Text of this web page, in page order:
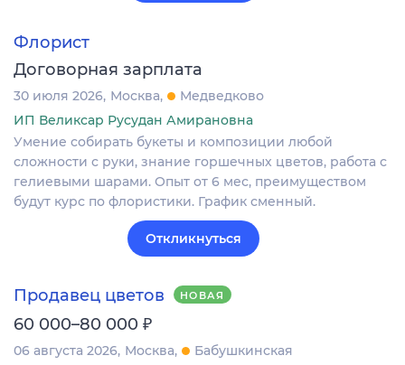
Флорист
Договорная зарплата
30 июля 2026 Москва
Медведково
ИП Великсар Русудан Амирановна
Умение собирать букеты и композиции любой
сложности с руки, знание горшечных цветов, работа с
гелиевыми шарами. Опыт от 6 мес, преимуществом
будут курс по флористики. График сменный.
Откликнуться
Продавец цветов НОВАЯ
60 000–80 000 ₽
06 августа 2026 Москва
Бабушкинская